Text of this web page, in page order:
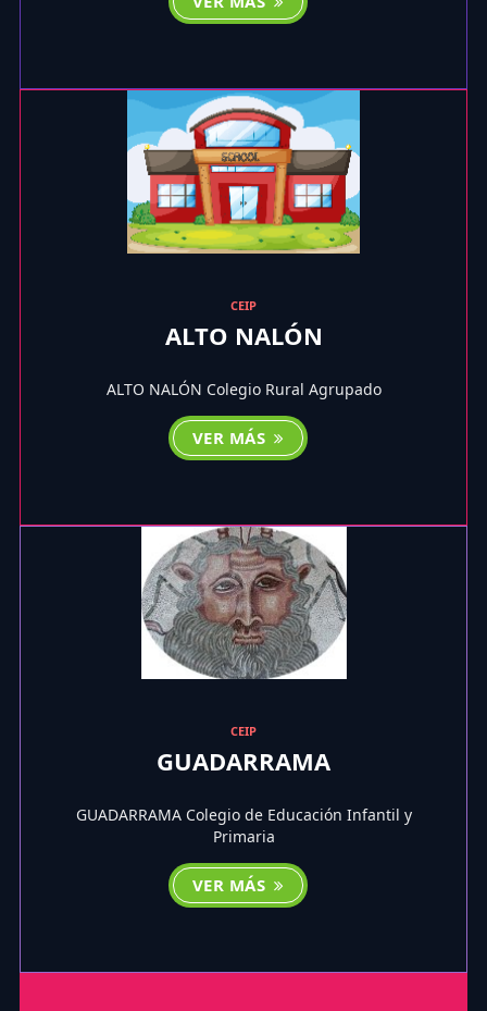
CEIP
ALTO NALÓN
ALTO NALÓN Colegio Rural Agrupado
VER MÁS
CEIP
GUADARRAMA
GUADARRAMA Colegio de Educación Infantil y
Primaria
VER MÁS